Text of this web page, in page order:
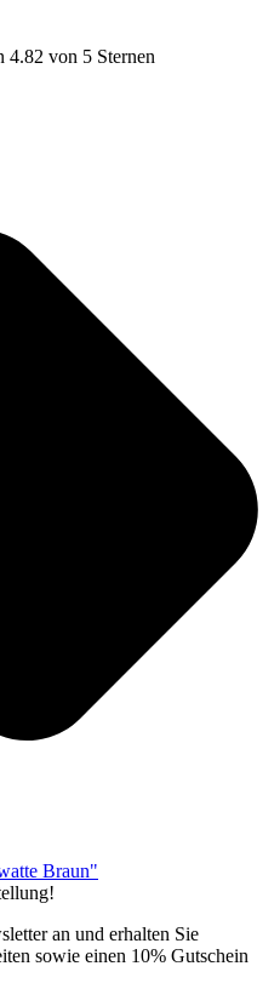
von 5 Sternen
Braun"
an und erhalten Sie
sowie einen 10% Gutschein